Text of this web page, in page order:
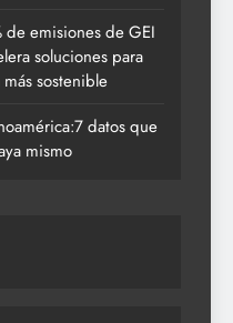
de emisiones de GEI
soluciones para
sostenible
datos que
mismo